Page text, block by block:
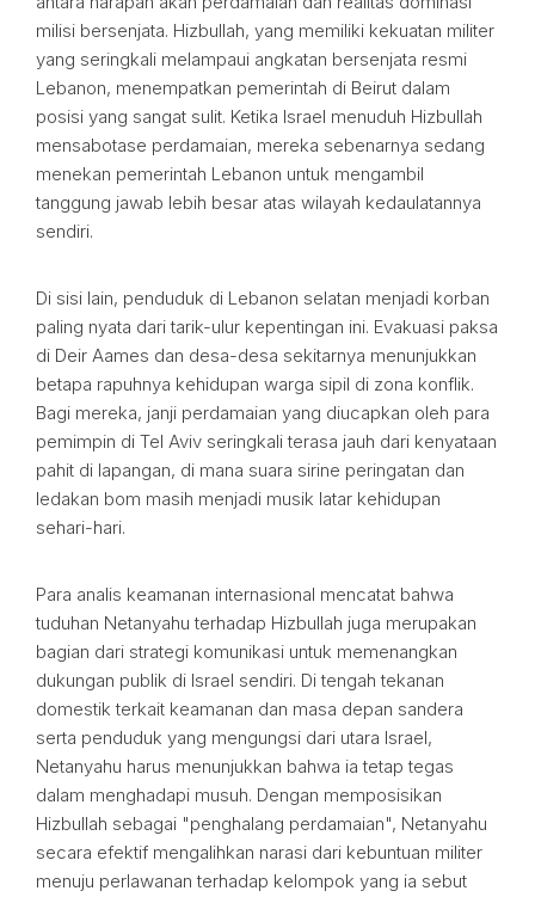
milisi bersenjata. Hizbullah, yang memiliki kekuatan militer
yang seringkali melampaui angkatan bersenjata resmi
Lebanon, menempatkan pemerintah di Beirut dalam
posisi yang sangat sulit. Ketika Israel menuduh Hizbullah
mensabotase perdamaian, mereka sebenarnya sedang
menekan pemerintah Lebanon untuk mengambil
tanggung jawab lebih besar atas wilayah kedaulatannya
sendiri.
Di sisi lain, penduduk di Lebanon selatan menjadi korban
paling nyata dari tarik-ulur kepentingan ini. Evakuasi paksa
di Deir Aames dan desa-desa sekitarnya menunjukkan
betapa rapuhnya kehidupan warga sipil di zona konflik.
Bagi mereka, janji perdamaian yang diucapkan oleh para
pemimpin di Tel Aviv seringkali terasa jauh dari kenyataan
pahit di lapangan, di mana suara sirine peringatan dan
ledakan bom masih menjadi musik latar kehidupan
sehari-hari.
Para analis keamanan internasional mencatat bahwa
tuduhan Netanyahu terhadap Hizbullah juga merupakan
bagian dari strategi komunikasi untuk memenangkan
dukungan publik di Israel sendiri. Di tengah tekanan
domestik terkait keamanan dan masa depan sandera
serta penduduk yang mengungsi dari utara Israel,
Netanyahu harus menunjukkan bahwa ia tetap tegas
dalam menghadapi musuh. Dengan memposisikan
Hizbullah sebagai "penghalang perdamaian", Netanyahu
secara efektif mengalihkan narasi dari kebuntuan militer
menuju perlawanan terhadap kelompok yang ia sebut